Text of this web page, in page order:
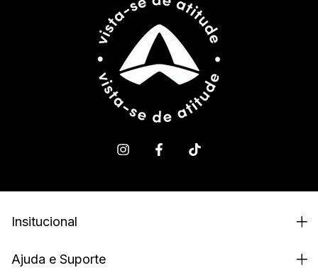
Insitucional
Ajuda e Suporte